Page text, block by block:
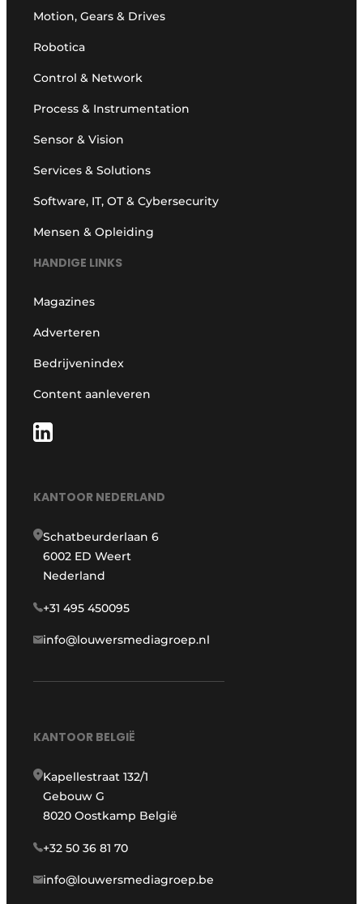
Motion, Gears & Drives
Robotica
Control & Network
Process & Instrumentation
Sensor & Vision
Services & Solutions
Software, IT, OT & Cybersecurity
Mensen & Opleiding
HANDIGE LINKS
Magazines
Adverteren
Bedrijvenindex
Content aanleveren
KANTOOR NEDERLAND
Schatbeurderlaan 6
6002 ED Weert
Nederland
+31 495 450095
info@louwersmediagroep.nl
KANTOOR BELGIË
Kapellestraat 132/1
Gebouw G
8020 Oostkamp België
+32 50 36 81 70
info@louwersmediagroep.be